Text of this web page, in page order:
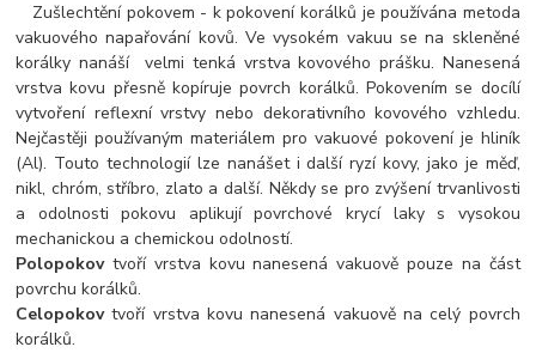
Zušlechtění pokovem - k pokovení korálků je používána metoda
vakuového napařování kovů. Ve vysokém vakuu se na skleněné
korálky nanáší velmi tenká vrstva kovového prášku. Nanesená
vrstva kovu přesně kopíruje povrch korálků. Pokovením se docílí
vytvoření reflexní vrstvy nebo dekorativního kovového vzhledu.
Nejčastěji používaným materiálem pro vakuové pokovení je hliník
(Al). Touto technologií lze nanášet i další ryzí kovy, jako je měď,
nikl, chróm, stříbro, zlato a další. Někdy se pro zvýšení trvanlivosti
a odolnosti pokovu aplikují povrchové krycí laky s vysokou
mechanickou a chemickou odolností.
Polopokovtvoří vrstva kovu nanesená vakuově pouze na část
povrchu korálků.
Celopokovtvoří vrstva kovu nanesená vakuově na celý povrch
korálků.